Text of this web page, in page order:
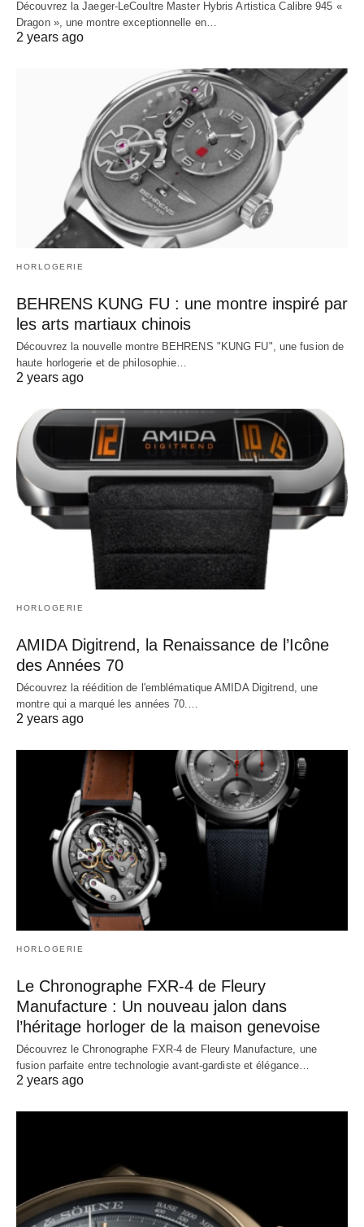
Découvrez la Jaeger-LeCoultre Master Hybris Artistica Calibre 945 «
Dragon », une montre exceptionnelle en…
2 years ago
HORLOGERIE
BEHRENS KUNG FU : une montre inspiré par
les arts martiaux chinois
Découvrez la nouvelle montre BEHRENS "KUNG FU", une fusion de
haute horlogerie et de philosophie…
2 years ago
HORLOGERIE
AMIDA Digitrend, la Renaissance de l’Icône
des Années 70
Découvrez la réédition de l'emblématique AMIDA Digitrend, une
montre qui a marqué les années 70.…
2 years ago
HORLOGERIE
Le Chronographe FXR-4 de Fleury
Manufacture : Un nouveau jalon dans
l’héritage horloger de la maison genevoise
Découvrez le Chronographe FXR-4 de Fleury Manufacture, une
fusion parfaite entre technologie avant-gardiste et élégance…
2 years ago